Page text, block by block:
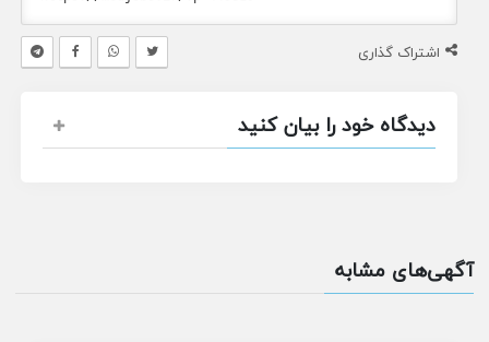
اشتراک گذاری
دیدگاه خود را بیان کنید
آگهی‌های مشابه